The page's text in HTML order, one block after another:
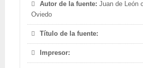
Autor de la fuente: Juan de León
Oviedo
Título de la fuente:
Impresor: